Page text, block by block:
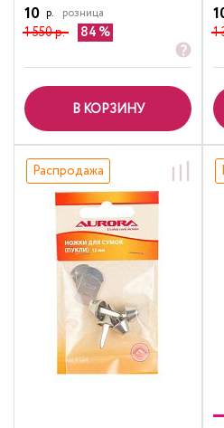
10 р. розница
1 550 р. 84
В КОРЗИНУ
1
Распродажа